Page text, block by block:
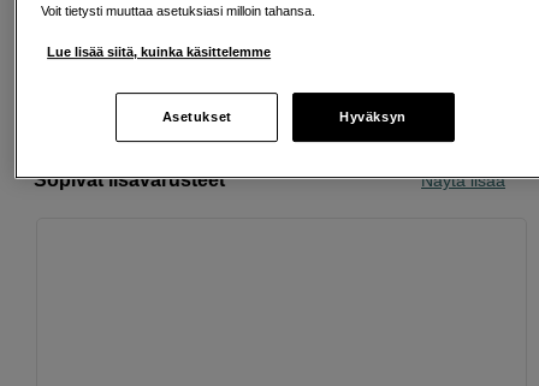
Osta nyt ja maksa myöhemmin
Sopivat lisävarusteet Näytä lisää
Voit tietysti muuttaa asetuksiasi milloin tahansa.
Lue lisää siitä, kuinka käsittelemme
Asetukset Hyväksyn